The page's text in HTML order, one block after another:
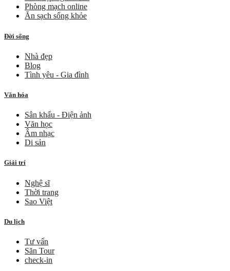
Phòng mạch online
Ăn sạch sống khỏe
Đời sống
Nhà đẹp
Blog
Tình yêu - Gia đình
Văn hóa
Sân khấu - Điện ảnh
Văn học
Âm nhạc
Di sản
Giải trí
Nghệ sĩ
Thời trang
Sao Việt
Du lịch
Tư vấn
Săn Tour
check-in